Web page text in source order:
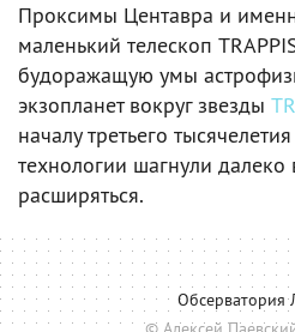
Проксимы Центавра и
маленький телескоп
будоражащую умы
экзопланет вокруг звезды
началу третьего
технологии шагнули далеко
расширяться.
Обсерватория